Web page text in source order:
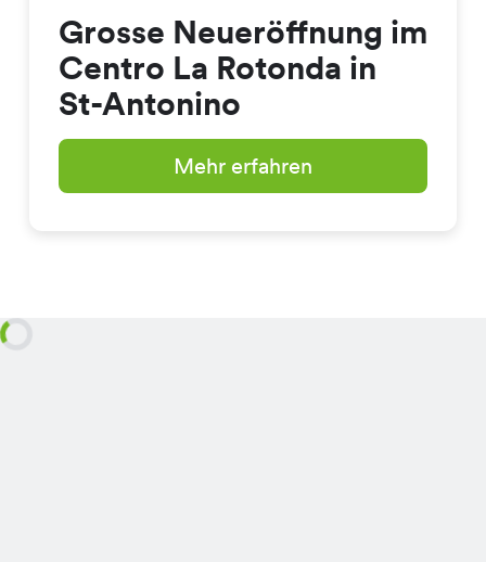
Grosse Neueröffnung im
Centro La Rotonda in
St-Antonino
Mehr erfahren